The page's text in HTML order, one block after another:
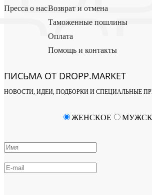
Пресса о насВозврат и отмена
Таможенные пошлины
Оплата
Помощь и контакты
ПИСЬМА ОТ DROPP.MARKET
НОВОСТИ, ИДЕИ, ПОДБОРКИ И СПЕЦИАЛЬНЫЕ
ЖЕНСКОЕ